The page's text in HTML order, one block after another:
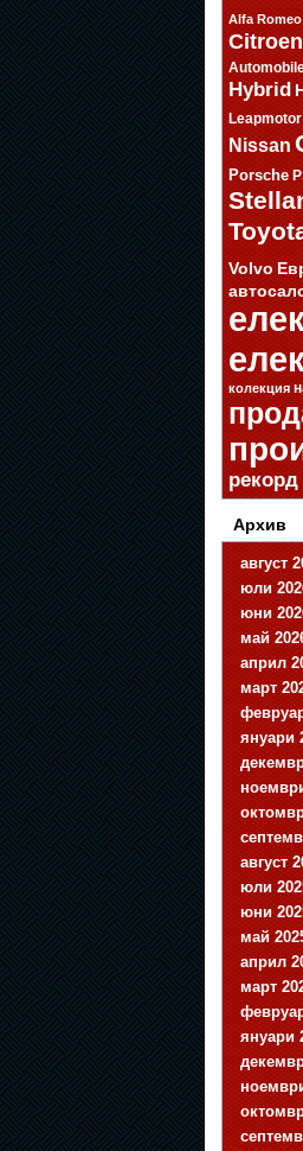
Alfa Romeo
Citroen
Hybrid
Leapmotor
Nissan
Porsche
Volvo
колекция
рекорд
Архив
август
юли
юни
май
април
март
януари
август
юли
юни
май
април
март
януари